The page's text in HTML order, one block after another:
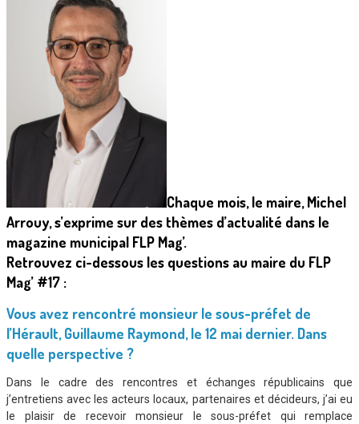
Chaque mois, le maire, Michel
Arrouy, s’exprime sur des thèmes d’actualité dans le
magazine municipal FLP Mag’.
Retrouvez ci-dessous les questions au maire du FLP
Mag’ #17 :
Vous avez rencontré monsieur le sous-préfet de
l’Hérault, Guillaume Raymond, le 12 mai dernier. Dans
quelle perspective ?
Dans le cadre des rencontres et échanges républicains que
j’entretiens avec les acteurs locaux, partenaires et décideurs, j’ai eu
le plaisir de recevoir monsieur le sous-préfet qui remplace